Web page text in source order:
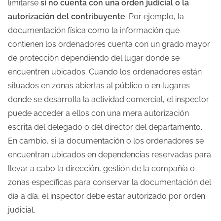
limitarse si no cuenta con una orden judicial o la
autorización del contribuyente. Por ejemplo, la
documentación física como la información que
contienen los ordenadores cuenta con un grado mayor
de protección dependiendo del lugar donde se
encuentren ubicados. Cuando los ordenadores están
situados en zonas abiertas al público o en lugares
donde se desarrolla la actividad comercial, el inspector
puede acceder a ellos con una mera autorización
escrita del delegado o del director del departamento.
En cambio, si la documentación o los ordenadores se
encuentran ubicados en dependencias reservadas para
llevar a cabo la dirección, gestión de la compañía o
zonas específicas para conservar la documentación del
día a día, el inspector debe estar autorizado por orden
judicial.